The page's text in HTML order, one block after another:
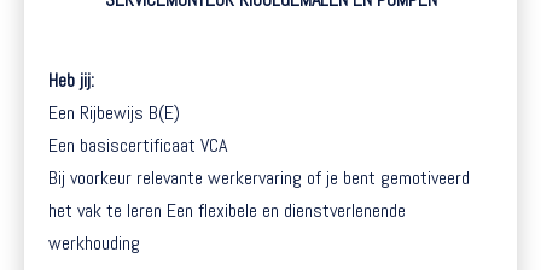
Heb jij:
Een Rijbewijs B(E)
Een basiscertificaat VCA
Bij voorkeur relevante werkervaring of je bent gemotiveerd
het vak te leren Een flexibele en dienstverlenende
werkhouding